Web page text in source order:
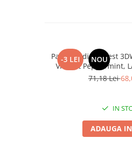
-3 LEI NOU
Pasta de dinti Crest
Vibrant Peppermint,
gluten,
71,18 Lei
IN
ADAUGA